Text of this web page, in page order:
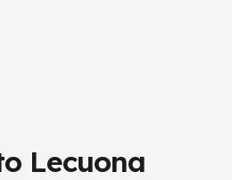
Lecuona